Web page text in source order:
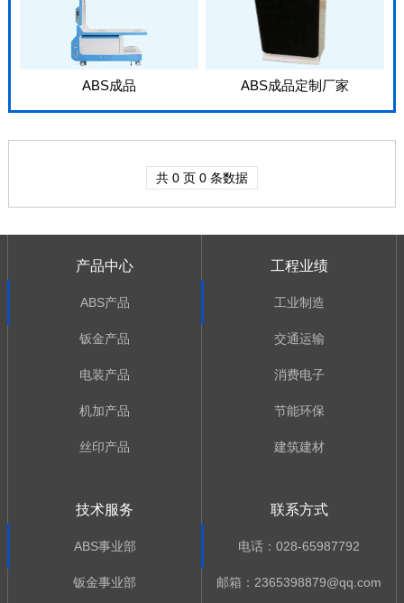
ABS成品 ABS成品定制厂家
共 0 页 0 条数据
产品中心
ABS产品
钣金产品
电装产品
机加产品
丝印产品
工程业绩
工业制造
交通运输
消费电子
节能环保
建筑建材
技术服务
ABS事业部
钣金事业部
联系方式
电话：028-65987792
邮箱：2365398879@qq.com